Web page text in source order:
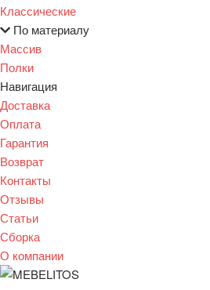
Классические
По материалу
Массив
Полки
Навигация
Доставка
Оплата
Гарантия
Возврат
Контакты
Отзывы
Статьи
Сборка
О компании